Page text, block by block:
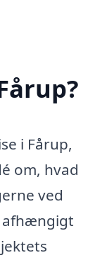
i Fårup,
om, hvad
ved
afhængigt